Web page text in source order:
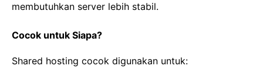
membutuhkan server lebih stabil.
Cocok untuk Siapa?
Shared hosting cocok digunakan untuk: